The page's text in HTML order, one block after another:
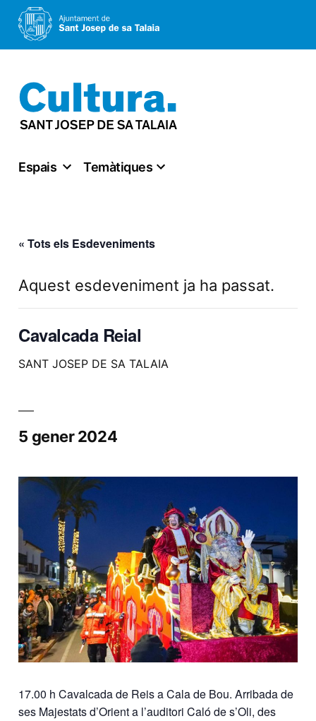
al
contingut
Espais Temàtiques
« Tots els Esdeveniments
Aquest esdeveniment ja ha passat.
Cavalcada Reial
SANT JOSEP DE SA TALAIA
5 gener 2024
17.00 h Cavalcada de Reis a Cala de Bou. Arribada de
ses Majestats d’Orient a l’auditori Caló de s’Oli, des